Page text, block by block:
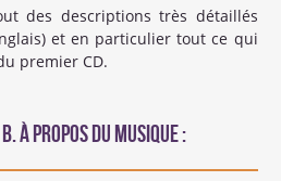
des descriptions très détaillés
et en particulier tout ce qui
premier CD.
à propos du Musique :